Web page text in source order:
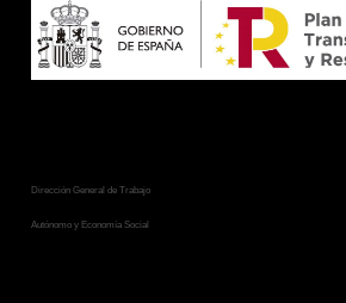
Dirección General de Trabajo
Autónomo y Economía Social